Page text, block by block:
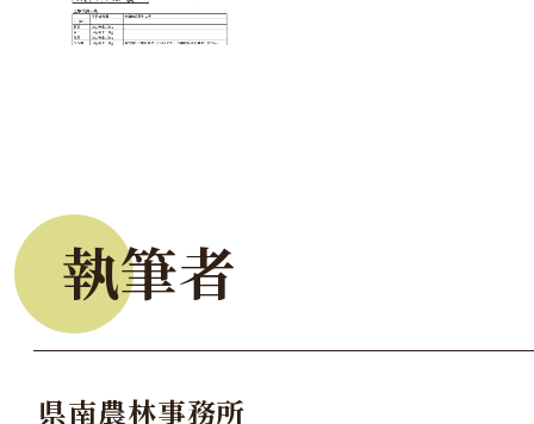
執筆者
県南農林事務所